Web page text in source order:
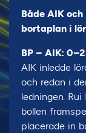
Både AIK
bortaplan i
BP – AIK: 0–2
AIK inledde
och redan i
ledningen.
bollen
placerade in